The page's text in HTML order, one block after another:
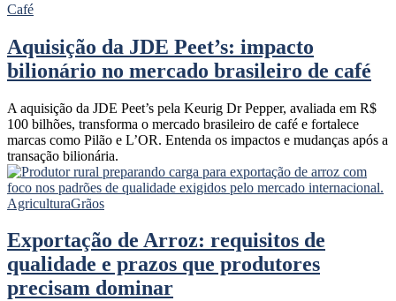
Café
Aquisição da JDE Peet’s: impacto
bilionário no mercado brasileiro de café
A aquisição da JDE Peet’s pela Keurig Dr Pepper, avaliada em R$
100 bilhões, transforma o mercado brasileiro de café e fortalece
marcas como Pilão e L’OR. Entenda os impactos e mudanças após a
transação bilionária.
AgriculturaGrãos
Exportação de Arroz: requisitos de
qualidade e prazos que produtores
precisam dominar